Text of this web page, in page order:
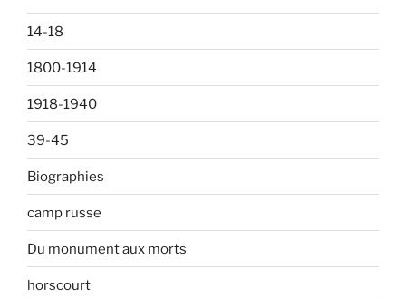
14-18
1800-1914
1918-1940
39-45
Biographies
camp russe
Du monument aux morts
horscourt